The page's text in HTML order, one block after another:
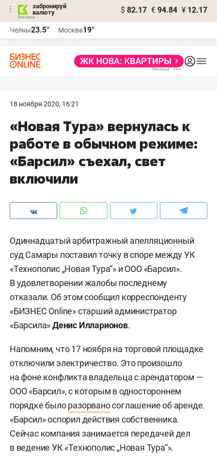
забронируй
валюту
$ 82.17 € 94.84 ¥ 12.17
Челны23.5° Москва19°
18 ноября 2020, 16:21
«Новая Тура» вернулась к
работе в обычном режиме:
«Барсил» съехал, свет
включили
Одиннадцатый арбитражный апелляционный
суд Самары поставил точку в споре между УК
«Технополис „Новая Тура“» и ООО «Барсил».
В удовлетворении жалобы последнему
отказали. Об этом сообщил корреспонденту
«БИЗНЕС Online» старший администратор
«Барсила»Денис Илларионов.
Напомним, что 17 ноября на торговой площадке
отключили электричество. Это произошло
на фоне конфликта владельца с арендатором —
ООО «Барсил», с которым в одностороннем
порядке былоразорваносоглашение об аренде.
«Барсил» оспорил действия собственника.
Сейчас компания занимается передачей дел
в ведение УК «Технополис „Новая Тура“».